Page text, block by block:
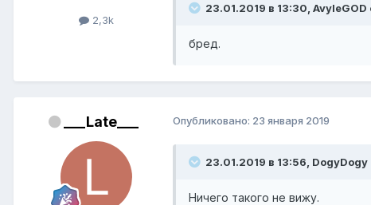
2,3k
23.01.2019 в 13:30, AvyleGOD
бред.
___Late___ Опубликовано: 23 января 2019
23.01.2019 в 13:56, DogyDogy
Ничего такого не вижу.